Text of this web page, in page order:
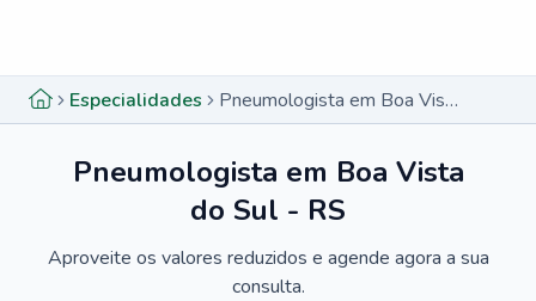
Especialidades Pneumologista em Boa Vista do Sul - RS
Pneumologista em Boa Vista
do Sul - RS
Aproveite os valores reduzidos e agende agora a sua
consulta.